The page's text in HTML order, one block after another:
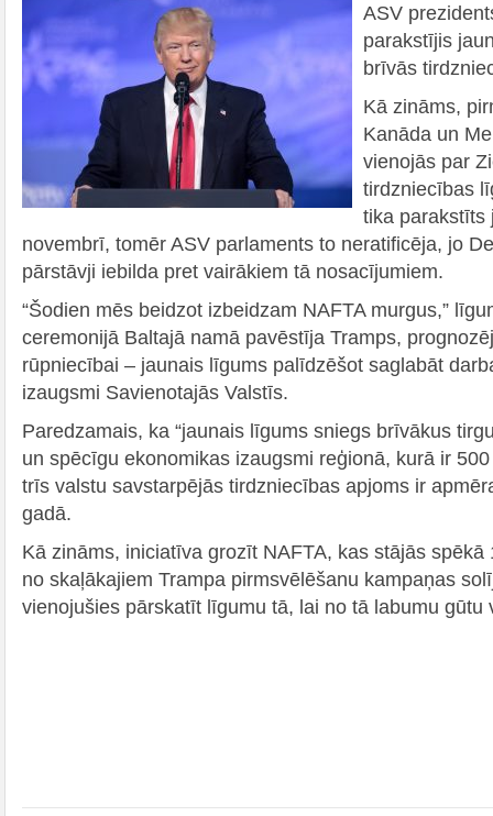
ASV
parakstījis
brīvās
Kā zināms,
Kanāda un
vienojās par
tirdzniecības
tika parakstīts
novembrī, tomēr ASV parlaments to neratificēja, jo
pārstāvji iebilda pret vairākiem tā nosacījumiem.
“Šodien mēs beidzot izbeidzam NAFTA murgus,”
ceremonijā Baltajā namā pavēstīja Tramps,
rūpniecībai – jaunais līgums palīdzēšot saglabāt
izaugsmi Savienotajās Valstīs.
Paredzamais, ka “jaunais līgums sniegs brīvākus
un spēcīgu ekonomikas izaugsmi reģionā, kurā ir
trīs valstu savstarpējās tirdzniecības apjoms ir
gadā.
Kā zināms, iniciatīva grozīt NAFTA, kas stājās spēkā
no skaļākajiem Trampa pirmsvēlēšanu kampaņas
vienojušies pārskatīt līgumu tā, lai no tā labumu gūtu